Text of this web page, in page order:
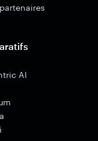
AI